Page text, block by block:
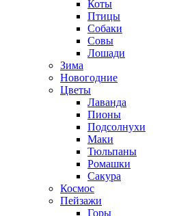
Коты
Птицы
Собаки
Совы
Лошади
Зима
Новогодние
Цветы
Лаванда
Пионы
Подсолнухи
Маки
Тюльпаны
Ромашки
Сакура
Космос
Пейзажи
Горы